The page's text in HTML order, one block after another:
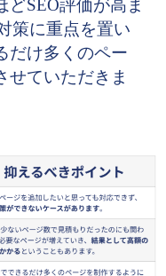
SEO評価が高ま
策に重点を置い
だけ多くのペー
せていただきま